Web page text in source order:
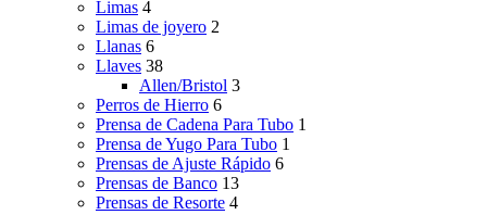
Limas 4
Limas de joyero 2
Llanas 6
Llaves 38
Allen/Bristol 3
Perros de Hierro 6
Prensa de Cadena Para Tubo 1
Prensa de Yugo Para Tubo 1
Prensas de Ajuste Rápido 6
Prensas de Banco 13
Prensas de Resorte 4